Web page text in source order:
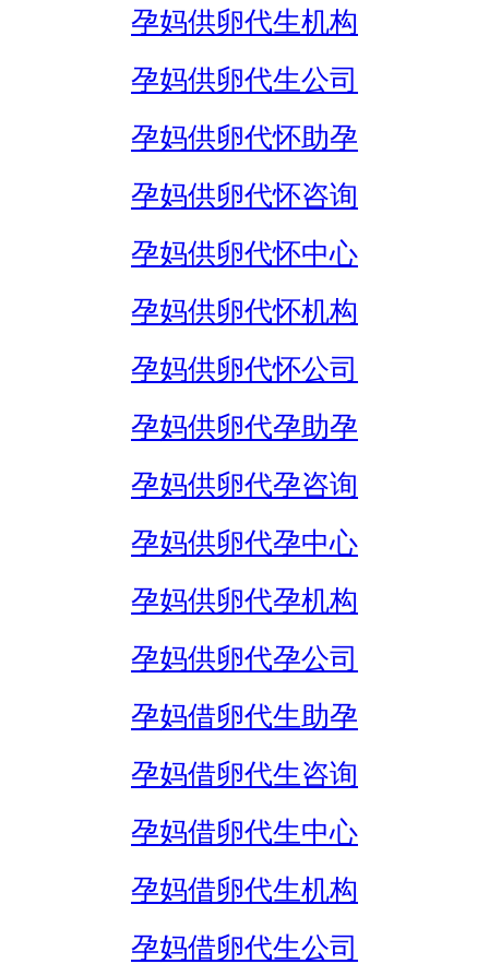
孕妈供卵代生机构
孕妈供卵代生公司
孕妈供卵代怀助孕
孕妈供卵代怀咨询
孕妈供卵代怀中心
孕妈供卵代怀机构
孕妈供卵代怀公司
孕妈供卵代孕助孕
孕妈供卵代孕咨询
孕妈供卵代孕中心
孕妈供卵代孕机构
孕妈供卵代孕公司
孕妈借卵代生助孕
孕妈借卵代生咨询
孕妈借卵代生中心
孕妈借卵代生机构
孕妈借卵代生公司